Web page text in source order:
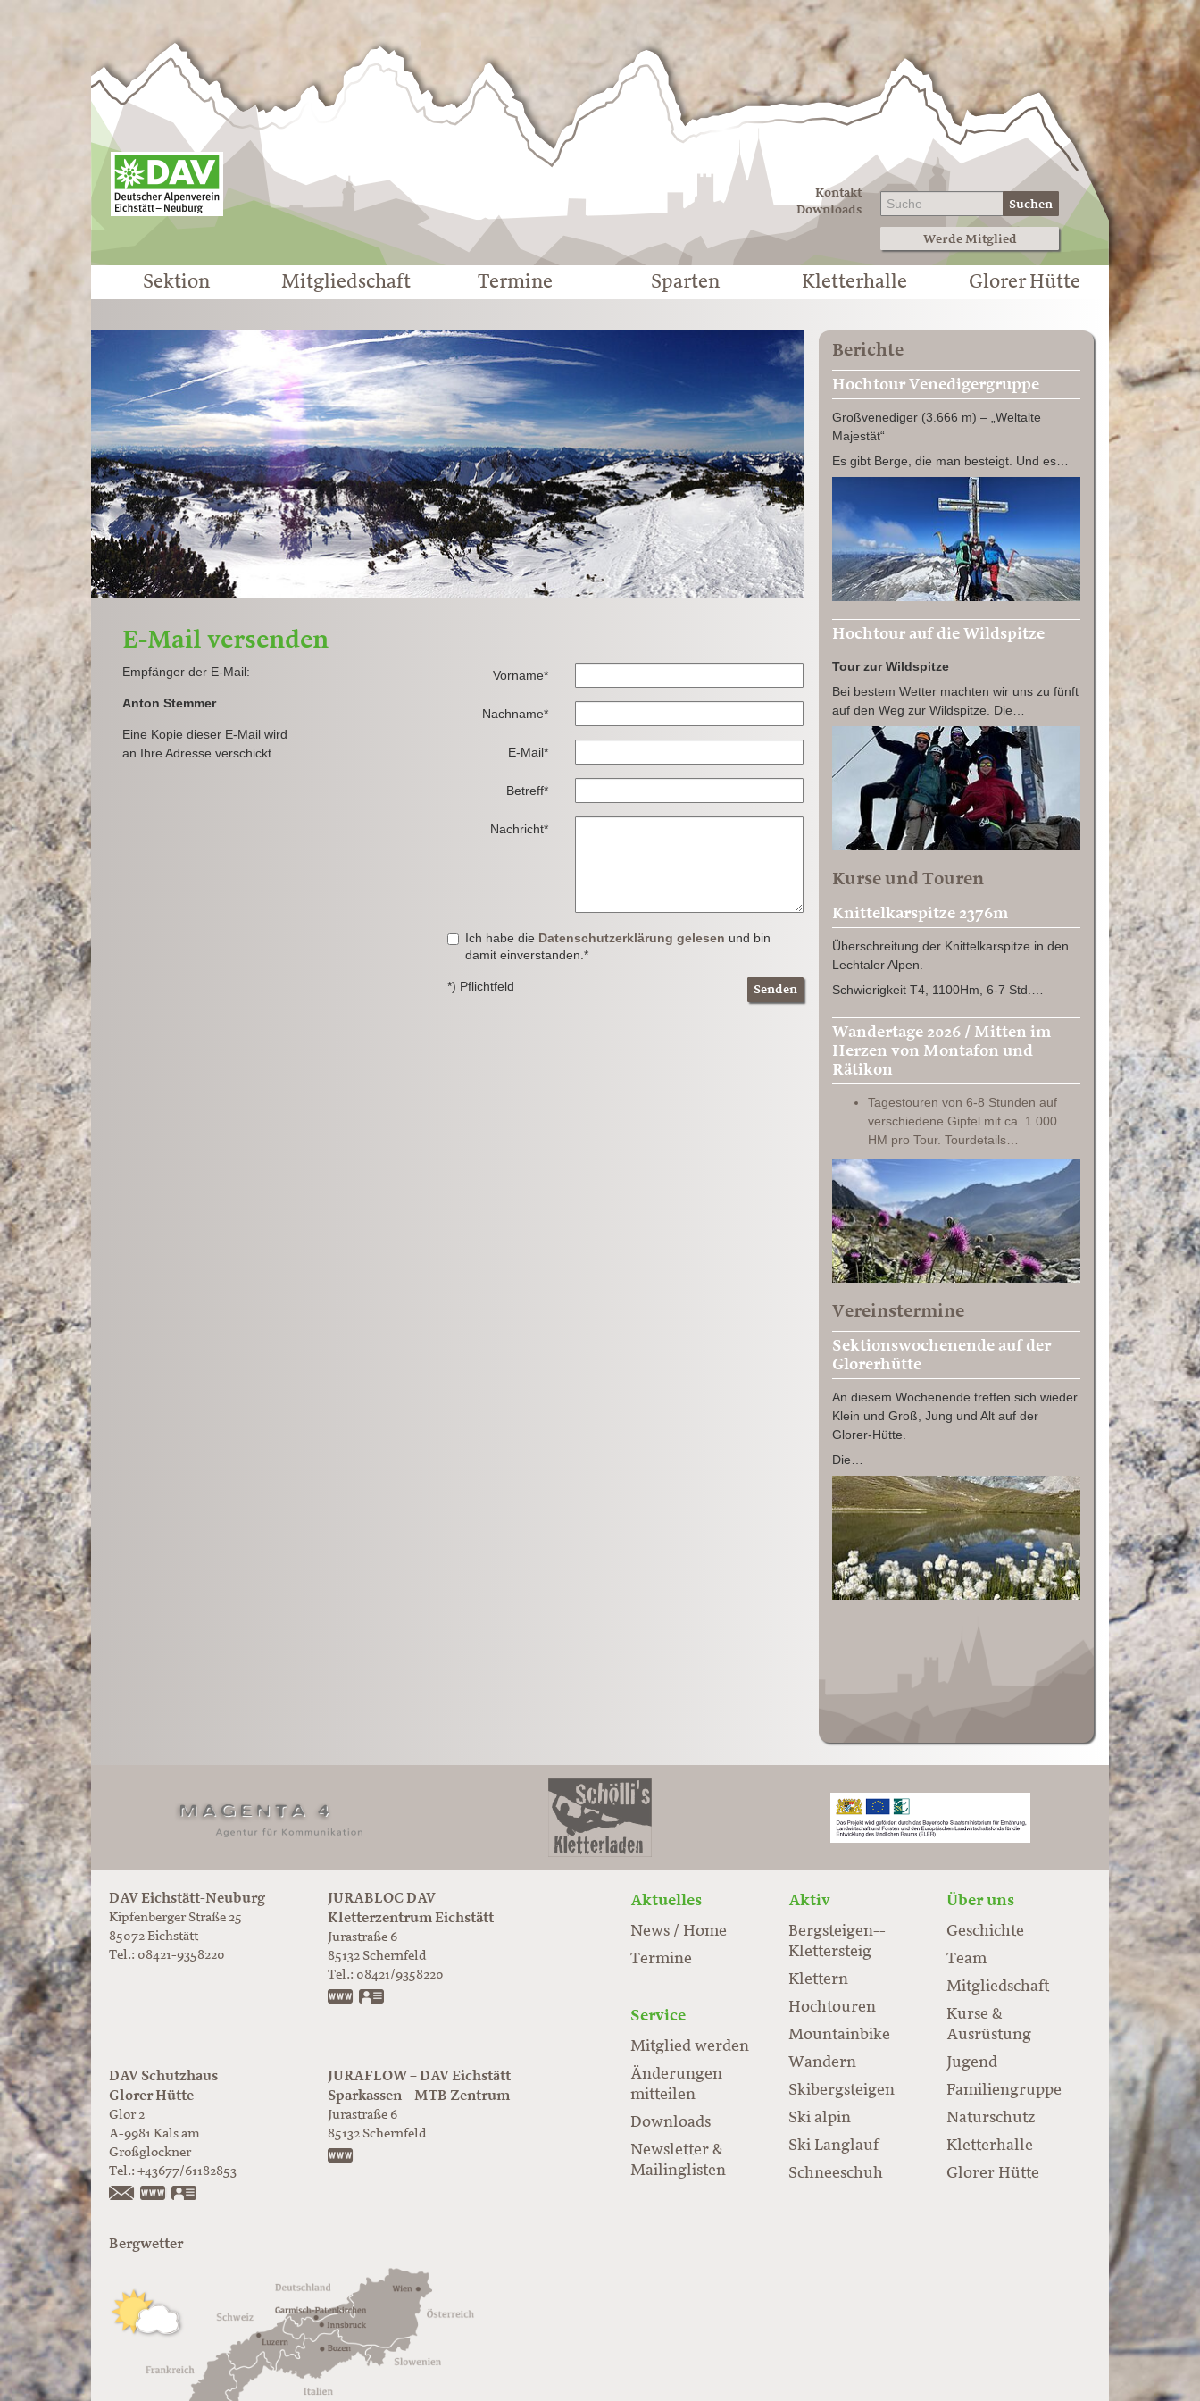
Sektion
Eichstätt
Kontakt
Downloads
Suchen
Werde Mitglied
Sektion Mitgliedschaft Termine Sparten Kletterhalle Glorer Hütte
E-Mail versenden
Empfänger der E-Mail:
Anton Stemmer
Eine Kopie dieser E-Mail wird
an Ihre Adresse verschickt.
Vorname*
Nachname*
E-Mail*
Betreff*
Nachricht*
Ich habe die Datenschutzerklärung gelesen und bin
damit einverstanden.*
*) Pflichtfeld Senden
Berichte
Hochtour Venedigergruppe
Großvenediger (3.666 m) – „Weltalte
Majestät“
Es gibt Berge, die man besteigt. Und es…
Hochtour auf die Wildspitze
Tour zur Wildspitze
Bei bestem Wetter machten wir uns zu fünft
auf den Weg zur Wildspitze. Die…
Kurse und Touren
Knittelkarspitze 2376m
Überschreitung der Knittelkarspitze in den
Lechtaler Alpen.
Schwierigkeit T4, 1100Hm, 6-7 Std.…
Wandertage 2026 / Mitten im
Herzen von Montafon und
Rätikon
Tagestouren von 6-8 Stunden auf
verschiedene Gipfel mit ca. 1.000
HM pro Tour. Tourdetails…
Vereinstermine
Sektionswochenende auf der
Glorerhütte
An diesem Wochenende treffen sich wieder
Klein und Groß, Jung und Alt auf der
Glorer-Hütte.
Die…
DAV Eichstätt-Neuburg
Kipfenberger Straße 25
85072 Eichstätt
Tel.: 08421-9358220
JURABLOC DAV
Kletterzentrum Eichstätt
Jurastraße 6
85132 Schernfeld
Tel.: 08421/9358220
www.jurabloc.de
DAV Schutzhaus
Glorer Hütte
Glor 2
A-9981 Kals am
Großglockner
Tel.: +43677/61182853
https://www.glorer-huette.at/
JURAFLOW – DAV Eichstätt
Sparkassen – MTB Zentrum
Jurastraße 6
85132 Schernfeld
Aktuelles
News / Home
Termine
Aktiv
Bergsteigen-­
Klettersteig
Klettern
Hochtouren
Mountainbike
Wandern
Skibergsteigen
Ski alpin
Ski Langlauf
Schneeschuh
Über uns
Geschichte
Team
Mitgliedschaft
Kurse &
Ausrüstung
Jugend
Familiengruppe
Naturschutz
Kletterhalle
Glorer Hütte
Service
Mitglied werden
Änderungen
mitteilen
Downloads
Newsletter &
Mailinglisten
Bergwetter